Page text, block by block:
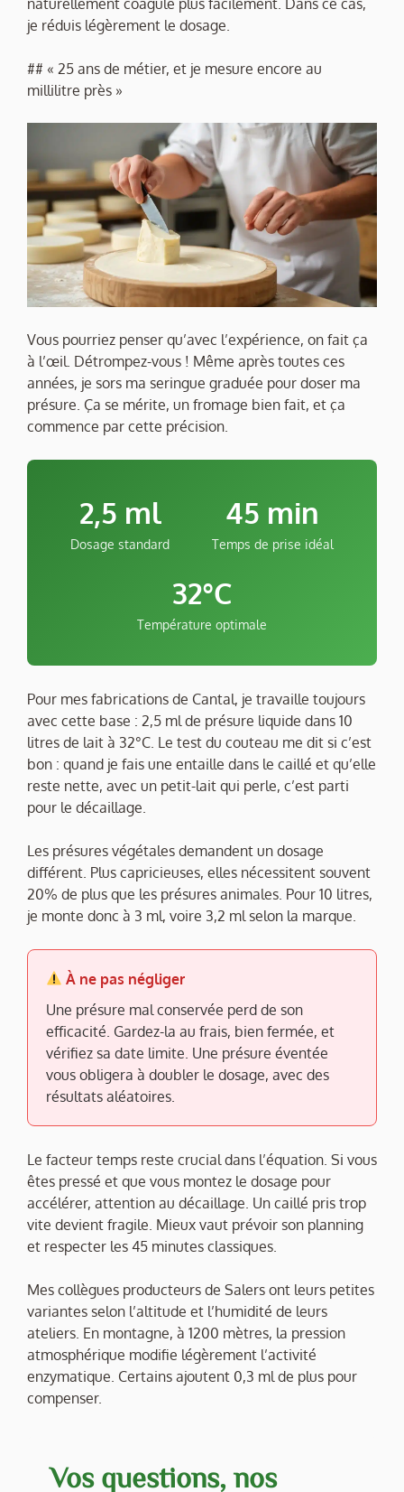
naturellement coagule plus facilement. Dans ce cas,
je réduis légèrement le dosage.
## « 25 ans de métier, et je mesure encore au
millilitre près »
Vous pourriez penser qu’avec l’expérience, on fait ça
à l’œil. Détrompez-vous ! Même après toutes ces
années, je sors ma seringue graduée pour doser ma
présure. Ça se mérite, un fromage bien fait, et ça
commence par cette précision.
2,5 ml
Dosage standard
45 min
Temps de prise idéal
32°C
Température optimale
Pour mes fabrications de Cantal, je travaille toujours
avec cette base : 2,5 ml de présure liquide dans 10
litres de lait à 32°C. Le test du couteau me dit si c’est
bon : quand je fais une entaille dans le caillé et qu’elle
reste nette, avec un petit-lait qui perle, c’est parti
pour le décaillage.
Les présures végétales demandent un dosage
différent. Plus capricieuses, elles nécessitent souvent
20% de plus que les présures animales. Pour 10 litres,
je monte donc à 3 ml, voire 3,2 ml selon la marque.
À ne pas négliger
Une présure mal conservée perd de son
efficacité. Gardez-la au frais, bien fermée, et
vérifiez sa date limite. Une présure éventée
vous obligera à doubler le dosage, avec des
résultats aléatoires.
Le facteur temps reste crucial dans l’équation. Si vous
êtes pressé et que vous montez le dosage pour
accélérer, attention au décaillage. Un caillé pris trop
vite devient fragile. Mieux vaut prévoir son planning
et respecter les 45 minutes classiques.
Mes collègues producteurs de Salers ont leurs petites
variantes selon l’altitude et l’humidité de leurs
ateliers. En montagne, à 1200 mètres, la pression
atmosphérique modifie légèrement l’activité
enzymatique. Certains ajoutent 0,3 ml de plus pour
compenser.
Vos questions, nos